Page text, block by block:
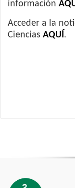
información
Acceder a la
Ciencias AQUÍ.